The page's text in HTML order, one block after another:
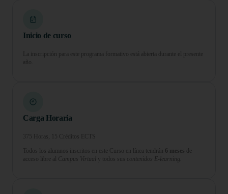
Inicio de curso
La inscripción para este programa formativo está abierta durante el presente
año.
Carga Horaria
375 Horas, 15 Créditos ECTS
Todos los alumnos inscritos en este Curso en línea tendrán 6 meses de
acceso libre al Campus Virtual y todos sus contenidos E-learning.